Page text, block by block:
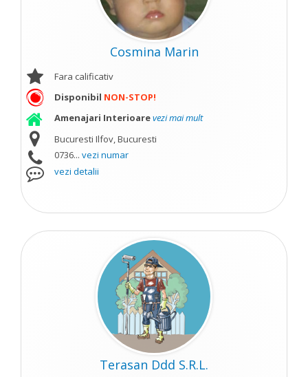
Cosmina Marin
Fara calificativ
Disponibil NON-STOP!
Amenajari Interioarevezi mai mult
Bucuresti Ilfov, Bucuresti
0736... vezi numar
vezi detalii
Terasan Ddd S.R.L.